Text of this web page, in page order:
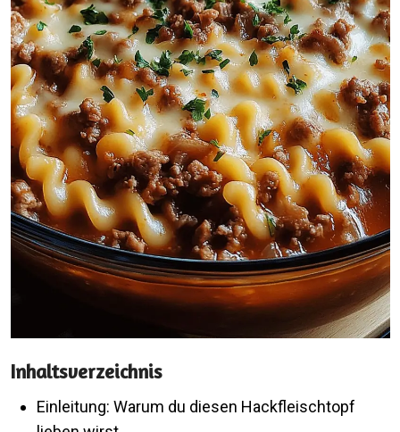
Inhaltsverzeichnis
Einleitung: Warum du diesen Hackfleischtopf